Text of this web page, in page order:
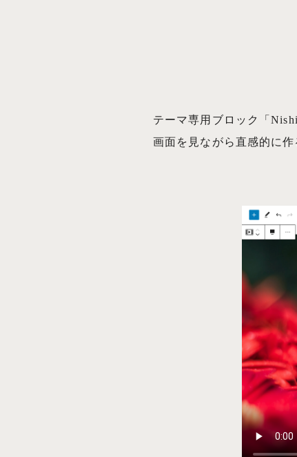
テーマ専用ブロック「
画面を見ながら直感的に作